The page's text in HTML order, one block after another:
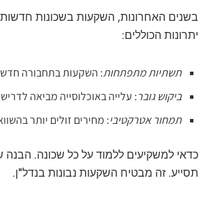
בשנים האחרונות, השקעות בשכונות
יתרונות הכוללים:
תשתיות מתפתחות: השקעות בתחבורה חדשה
ביקוש גובר: עלייה באוכלוסייה מביאה
תמחור אטרקטיבי: מחירים זולים יותר
כדאי למשקיעים ללמוד על כל שכונה. הבנה
תסייע. זה מבטיח השקעות נבונות בנדל"ן.